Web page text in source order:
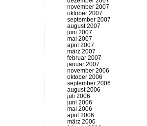
november 2007
oktober 2007
september 2007
august 2007
juni 2007
mai 2007
april 2007
märz 2007
februar 2007
januar 2007
november 2006
oktober 2006
september 2006
august 2006
juli 2006
juni 2006
mai 2006
april 2006
märz 2006